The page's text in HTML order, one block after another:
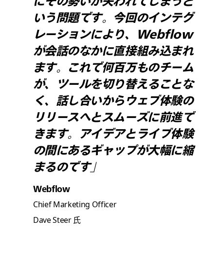
いう問題です。今回のインテグ
レーションにより、Webflow
が会話のなかに直接組み込まれ
ます。これで何百万ものチーム
が、ツールを切り替えることな
く、話し合いからウェブ体験の
リリースへとスムーズに前進で
きます。アイデアとライブ体験
の間にあるギャップが大幅に縮
まるのです」
Webflow
Chief Marketing Officer
Dave Steer 氏